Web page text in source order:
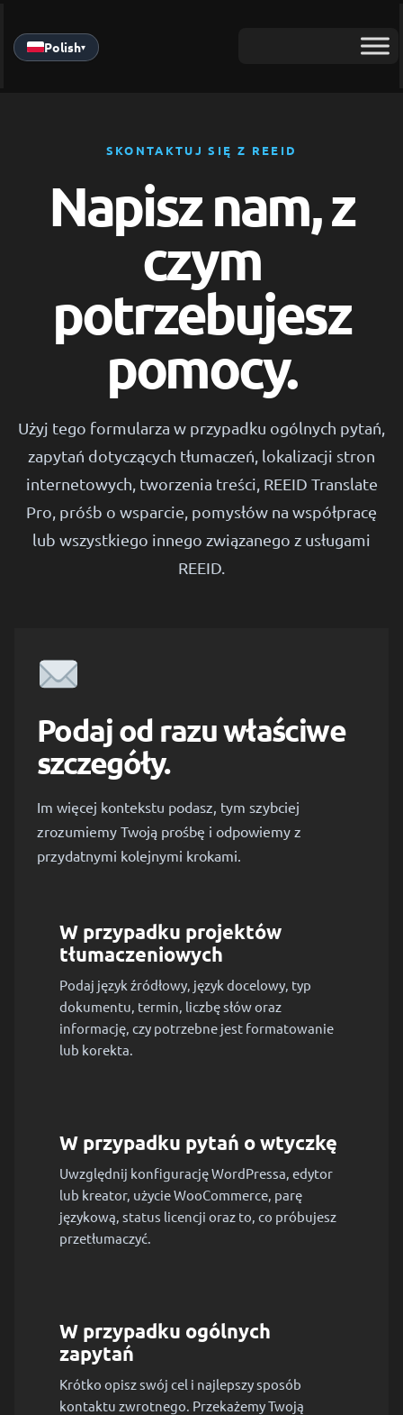
to
Polish▾
SKONTAKTUJ SIĘ Z REEID
Napisz nam, z
czym
potrzebujesz
pomocy.
Użyj tego formularza w przypadku ogólnych pytań,
zapytań dotyczących tłumaczeń, lokalizacji stron
internetowych, tworzenia treści, REEID Translate
Pro, próśb o wsparcie, pomysłów na współpracę
lub wszystkiego innego związanego z usługami
REEID.
Podaj od razu właściwe
szczegóły.
Im więcej kontekstu podasz, tym szybciej
zrozumiemy Twoją prośbę i odpowiemy z
przydatnymi kolejnymi krokami.
W przypadku projektów
tłumaczeniowych
Podaj język źródłowy, język docelowy, typ
dokumentu, termin, liczbę słów oraz
informację, czy potrzebne jest formatowanie
lub korekta.
W przypadku pytań o wtyczkę
Uwzględnij konfigurację WordPressa, edytor
lub kreator, użycie WooCommerce, parę
językową, status licencji oraz to, co próbujesz
przetłumaczyć.
W przypadku ogólnych
zapytań
Krótko opisz swój cel i najlepszy sposób
kontaktu zwrotnego. Przekażemy Twoją